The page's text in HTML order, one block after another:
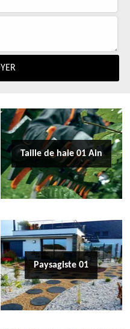
Taille de haie 01 Ain
Paysagiste 01